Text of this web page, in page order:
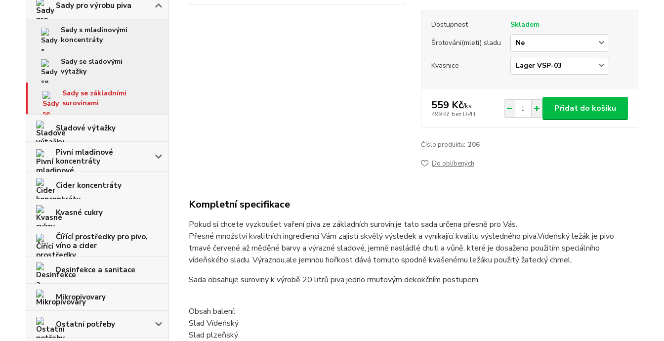
Sady pro výrobu piva
Sady s mladinovými
koncentráty
Sady se sladovými
výtažky
Sady se základními
surovinami
Sladové výtažky
Pivní mladinové
koncentráty
Cider koncentráty
Kvasné cukry
Čířící prostředky pro pivo,
víno a cider
Desinfekce a sanitace
Mikropivovary
Ostatní potřeby
Dostupnost
Skladem
Šrotování(mletí) sladu
Kvasnice
559 Kč/ks
499 Kč bez DPH
Přidat do košíku
Číslo produktu: 206
Do oblíbených
Kompletní specifikace
Pokud si chcete vyzkoušet vaření piva ze základních surovin,je tato sada určena přesně pro Vás.
Přesné množství kvalitních ingrediencí Vám zajistí skvělý výsledek a vynikající kvalitu výsledného piva.Vídeňský ležák je pivo
tmavě červené až měděné barvy a výrazné sladové, jemně nasládlé chuti a vůně, které je dosaženo použitím speciálního
vídeňského sladu. Výraznou,ale jemnou hořkost dává tomuto spodně kvašenému ležáku použitý žatecký chmel.
Sada obsahuje suroviny k výrobě 20 litrů piva jedno rmutovým dekokčním postupem.
Obsah balení:
Slad Vídeňský
Slad plzeňský